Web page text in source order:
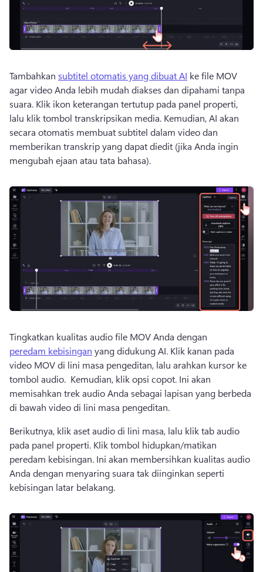
Tambahkan subtitel otomatis yang dibuat AI ke file MOV
agar video Anda lebih mudah diakses dan dipahami tanpa
suara. Klik ikon keterangan tertutup pada panel properti,
lalu klik tombol transkripsikan media. Kemudian, AI akan
secara otomatis membuat subtitel dalam video dan
memberikan transkrip yang dapat diedit (jika Anda ingin
mengubah ejaan atau tata bahasa).
Tingkatkan kualitas audio file MOV Anda dengan
peredam kebisingan yang didukung AI. Klik kanan pada
video MOV di lini masa pengeditan, lalu arahkan kursor ke
tombol audio. Kemudian, klik opsi copot. Ini akan
memisahkan trek audio Anda sebagai lapisan yang berbeda
di bawah video di lini masa pengeditan.
Berikutnya, klik aset audio di lini masa, lalu klik tab audio
pada panel properti. Klik tombol hidupkan/matikan
peredam kebisingan. Ini akan membersihkan kualitas audio
Anda dengan menyaring suara tak diinginkan seperti
kebisingan latar belakang.